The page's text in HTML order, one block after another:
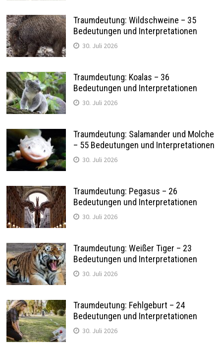
Traumdeutung: Wildschweine – 35
Bedeutungen und Interpretationen
30. Juli 2026
Traumdeutung: Koalas – 36
Bedeutungen und Interpretationen
30. Juli 2026
Traumdeutung: Salamander und Molche
– 55 Bedeutungen und Interpretationen
30. Juli 2026
Traumdeutung: Pegasus – 26
Bedeutungen und Interpretationen
30. Juli 2026
Traumdeutung: Weißer Tiger – 23
Bedeutungen und Interpretationen
30. Juli 2026
Traumdeutung: Fehlgeburt – 24
Bedeutungen und Interpretationen
30. Juli 2026